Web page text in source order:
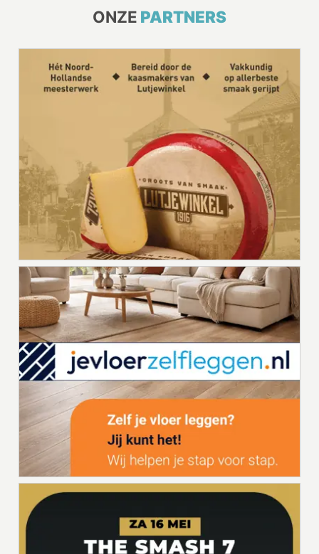
ONZE PARTNERS